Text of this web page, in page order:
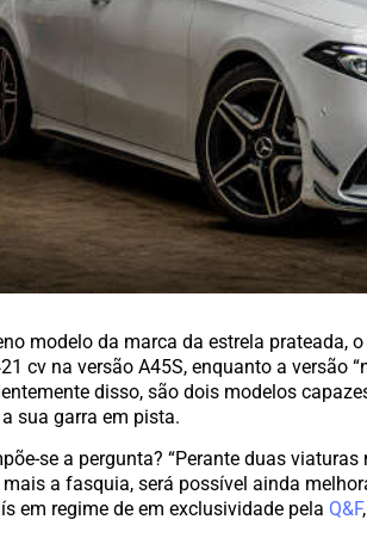
modelo da marca da estrela prateada,
cv na versão A45S, enquanto a versão
disso, são dois modelos
sua garra em pista.
se a pergunta? “Perante duas
mais a fasquia, será possível ainda
em regime de em exclusividade pela Q&F